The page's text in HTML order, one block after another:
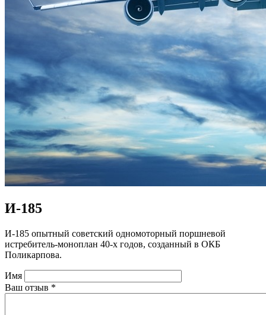
И-185
И-185 опытный советский одномоторный поршневой
истребитель-моноплан 40-х годов, созданный в ОКБ
Поликарпова.
Имя
Ваш отзыв *